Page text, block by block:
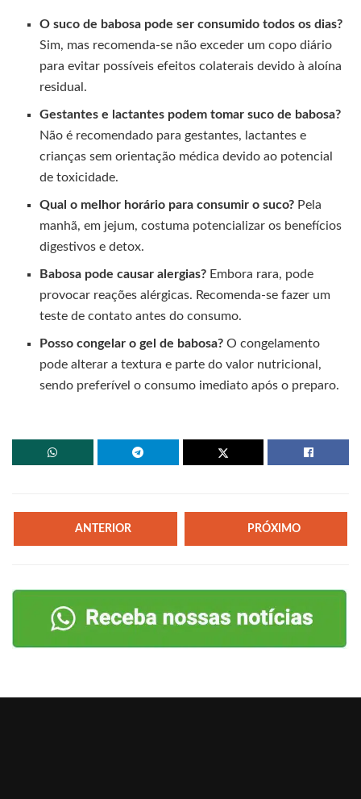
O suco de babosa pode ser consumido todos os dias?
Sim, mas recomenda-se não exceder um copo diário
para evitar possíveis efeitos colaterais devido à aloína
residual.
Gestantes e lactantes podem tomar suco de babosa?
Não é recomendado para gestantes, lactantes e
crianças sem orientação médica devido ao potencial
de toxicidade.
Qual o melhor horário para consumir o suco? Pela
manhã, em jejum, costuma potencializar os benefícios
digestivos e detox.
Babosa pode causar alergias? Embora rara, pode
provocar reações alérgicas. Recomenda-se fazer um
teste de contato antes do consumo.
Posso congelar o gel de babosa? O congelamento
pode alterar a textura e parte do valor nutricional,
sendo preferível o consumo imediato após o preparo.
ANTERIOR PRÓXIMO